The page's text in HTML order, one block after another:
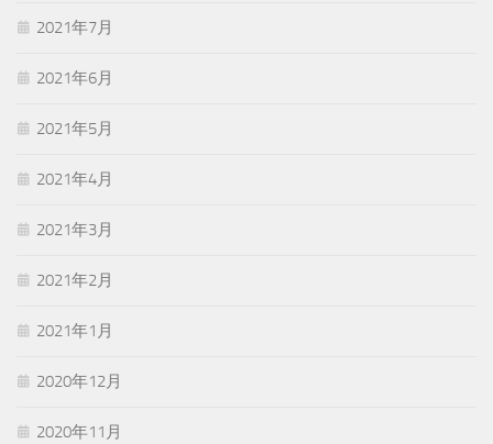
2021年7月
2021年6月
2021年5月
2021年4月
2021年3月
2021年2月
2021年1月
2020年12月
2020年11月